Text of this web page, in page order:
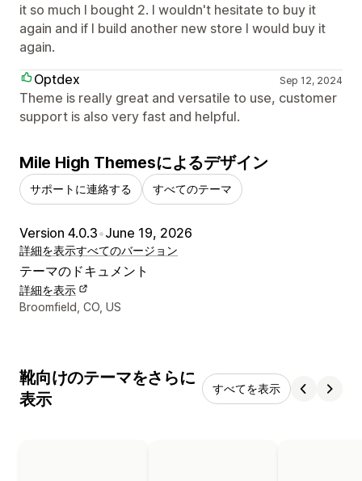
it so much I bought 2. I wouldn't hesitate to buy it
again and if I build another new store I would buy it
again.
Optdex
Sep 12, 2024
Theme is really great and versatile to use, customer
support is also very fast and helpful.
Mile High Themesによるデザイン
サポートに連絡する すべてのテーマ
Version 4.0.3•June 19, 2026
詳細を表示すべてのバージョン
テーマのドキュメント
詳細を表示
デザイナーの連絡先情報
Broomfield, CO, US
靴向けのテーマをさらに
表示
すべてを表示